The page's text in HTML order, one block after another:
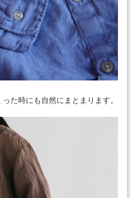
た時にも自然にまとまります。